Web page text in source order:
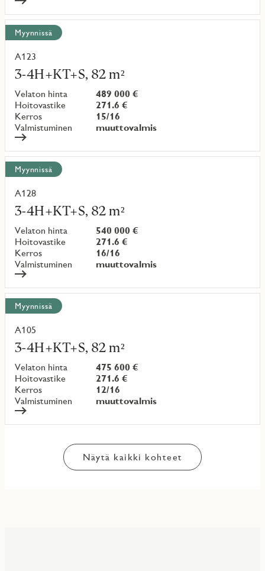
Myynnissä
A123
3-4H+KT+S, 82 m²
Velaton hinta
489 000 €
Hoitovastike
271.6 €
Kerros
15/16
Valmistuminen
muuttovalmis
Lue
lisää
kohteesta
Myynnissä
A128
3-4H+KT+S, 82 m²
Velaton hinta
540 000 €
Hoitovastike
271.6 €
Kerros
16/16
Valmistuminen
muuttovalmis
Lue
lisää
kohteesta
Myynnissä
A105
3-4H+KT+S, 82 m²
Velaton hinta
475 600 €
Hoitovastike
271.6 €
Kerros
12/16
Valmistuminen
muuttovalmis
Lue
lisää
kohteesta
Näytä kaikki kohteet